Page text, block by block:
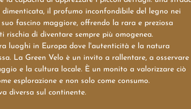
il profumo inconfondibile del legno nei
fascino maggiore, offrendo la rara e preziosa
rischia di diventare sempre più omogenea.
luoghi in Europa dove l'autenticità e la natura
La Green Velo è un invito a rallentare, a osservare
e la cultura locale. È un monito a valorizzare ciò
esplorazione e non solo come consumo.
diversa sul continente.